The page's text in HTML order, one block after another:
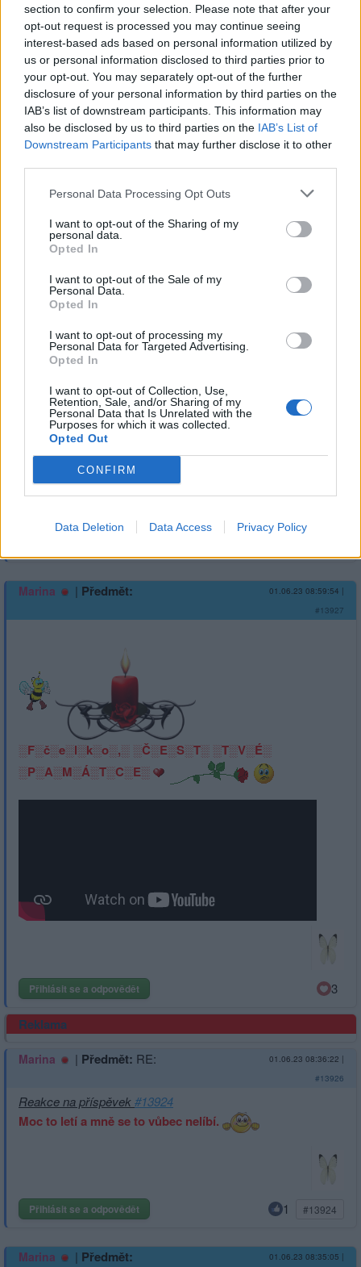
section to confirm your selection. Please note that after your
opt-out request is processed you may continue seeing
interest-based ads based on personal information utilized by
us or personal information disclosed to third parties prior to
your opt-out. You may separately opt-out of the further
disclosure of your personal information by third parties on the
IAB’s list of downstream participants. This information may
also be disclosed by us to third parties on the IAB’s List of
Downstream Participants that may further disclose it to other
Personal Data Processing Opt Outs
I want to opt-out of the Sharing of my
personal data.
Opted In
I want to opt-out of the Sale of my
Personal Data.
Opted In
I want to opt-out of processing my
Personal Data for Targeted Advertising.
Opted In
I want to opt-out of Collection, Use,
Retention, Sale, and/or Sharing of my
Personal Data that Is Unrelated with the
Purposes for which it was collected.
Opted Out
CONFIRM
Data Deletion Data Access Privacy Policy
Přihlásit se a odpovědět
Předmět:
Reakce na příspěvek#13927
Marina | Předmět: 01.06.23 08:59:54 |
#13927
░F░č░e░l░k░o░,░ ░Č░E░S░T░ ░T░V░É░
░P░A░M░Á░T░C░E░
Přihlásit se a odpovědět 3
Reklama
Marina | Předmět: RE: 01.06.23 08:36:22 |
#13926
Reakce na příspěvek#13924
Moc to letí a mně se to vůbec nelíbí.
Přihlásit se a odpovědět 1 #13924
Marina | Předmět: 01.06.23 08:35:05 |